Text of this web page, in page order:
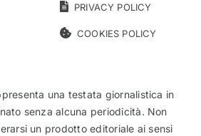
PRIVACY POLICY
COOKIES POLICY
una testata giornalistica in
senza alcuna periodicità. Non
un prodotto editoriale ai sensi